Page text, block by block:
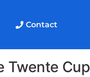
Contact
Twente Cup